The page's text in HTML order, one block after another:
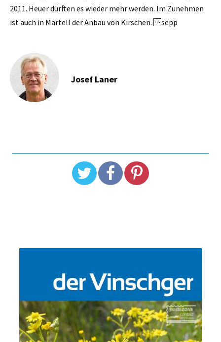
2011. Heuer dürften es wieder mehr werden. Im Zunehmen
ist auch in Martell der Anbau von Kirschen. sepp
Josef Laner